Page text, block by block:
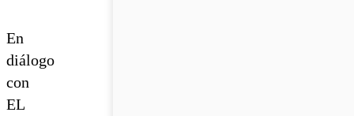
En
diálogo
con
EL